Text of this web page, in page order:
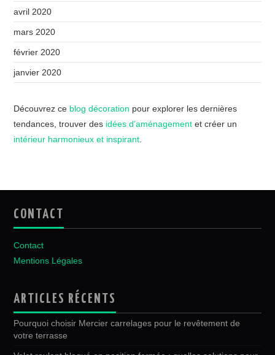
avril 2020
mars 2020
février 2020
janvier 2020
Découvrez ce blog décoration pour explorer les dernières
tendances, trouver des idées d’aménagement et créer un
intérieur harmonieux et inspirant
CONTACT
Contact
Mentions Légales
ARTICLES RÉCENTS
Pourquoi choisir Mercier carrelages pour le revêtement de
votre terrasse